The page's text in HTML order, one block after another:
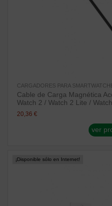
CARGADORES PARA
Cable de Carga Magnética
Watch 2 / Watch 2 Lite / Watch
20,36 €
ver
¡Disponible sólo en Internet!